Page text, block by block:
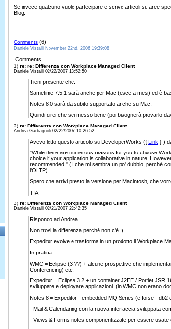
Se invece qualcuno vuole partecipare e scrive articoli su aree
Blog.
Comments (6)
Daniele Vistalli November 22nd, 2006 19:39:08
Comments
1) re: re: Differenza con Workplace Managed Client
Daniele Vistalli 02/22/2007 13:52:50
Tieni presente che:
Sametime 7.5.1 sarà anche per Mac (esce a mesi) ed è
Notes 8.0 sarà da subito supportato anche su Mac.
Quindi direi che sei messo bene (poi bisognerà provarlo
2) re: Differenza con Workplace Managed Client
Andrea Garbagnoli 02/22/2007 10:26:52
Avevo letto questo articolo su DeveloperWorks ({ Link } )
"While there are numerous reasons for you to choose
choice if your application is collaborative in nature.
recommended." (Il che mi sembra un po' dubbio, perché
l'OLTP).
Spero che arrivi presto la versione per Macintosh, che
TIA
3) re: Differenza con Workplace Managed Client
Daniele Vistalli 02/21/2007 22:42:35
Rispondo ad Andrea.
Non trovi la differenza perchè non c'è :)
Expeditor evolve e trasforma in un prodotto il Workplace
In pratica:
WMC = Eclipse (3.??) + alcune prospettive che
Conferencing) etc.
Expeditor = Eclipse 3.2 + un container J2EE / Portlet JSR
sviluppare e deployare applicazioni. (in WMC non erano
Notes 8 = Expeditor - embedded MQ Series (e forse - db2
- Mail & Calendaring con la nuova interfaccia sviluppata
- Views & Forms notes componentizzate per essere usate